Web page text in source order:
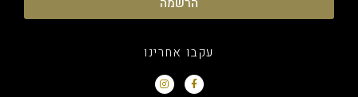
עקבו אחרינו